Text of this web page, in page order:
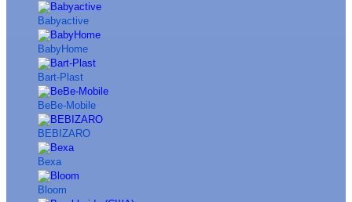
Babyactive
BabyHome
Bart-Plast
BeBe-Mobile
BEBIZARO
Bexa
Bloom